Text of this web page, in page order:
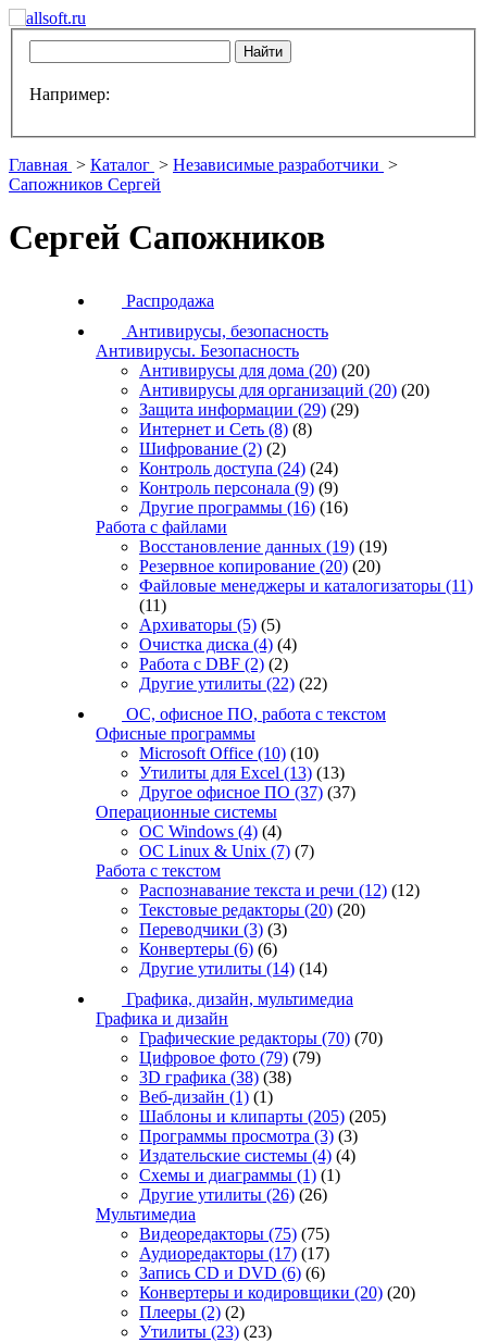
Например:
Главная > Каталог > Независимые разработчики >
Сапожников Сергей
Сергей Сапожников
Распродажа
Антивирусы, безопасность
Антивирусы. Безопасность
Антивирусы для дома (20) (20)
Антивирусы для организаций (20) (20)
Защита информации (29) (29)
Интернет и Сеть (8) (8)
Шифрование (2) (2)
Контроль доступа (24) (24)
Контроль персонала (9) (9)
Другие программы (16) (16)
Работа с файлами
Восстановление данных (19) (19)
Резервное копирование (20) (20)
Файловые менеджеры и каталогизаторы (11)
(11)
Архиваторы (5) (5)
Очистка диска (4) (4)
Работа с DBF (2) (2)
Другие утилиты (22) (22)
ОС, офисное ПО, работа с текстом
Офисные программы
Microsoft Office (10) (10)
Утилиты для Excel (13) (13)
Другое офисное ПО (37) (37)
Операционные системы
ОС Windows (4) (4)
ОС Linux & Unix (7) (7)
Работа с текстом
Распознавание текста и речи (12) (12)
Текстовые редакторы (20) (20)
Переводчики (3) (3)
Конвертеры (6) (6)
Другие утилиты (14) (14)
Графика, дизайн, мультимедиа
Графика и дизайн
Графические редакторы (70) (70)
Цифровое фото (79) (79)
3D графика (38) (38)
Веб-дизайн (1) (1)
Шаблоны и клипарты (205) (205)
Программы просмотра (3) (3)
Издательские системы (4) (4)
Схемы и диаграммы (1) (1)
Другие утилиты (26) (26)
Мультимедиа
Видеоредакторы (75) (75)
Аудиоредакторы (17) (17)
Запись CD и DVD (6) (6)
Конвертеры и кодировщики (20) (20)
Плееры (2) (2)
Утилиты (23) (23)